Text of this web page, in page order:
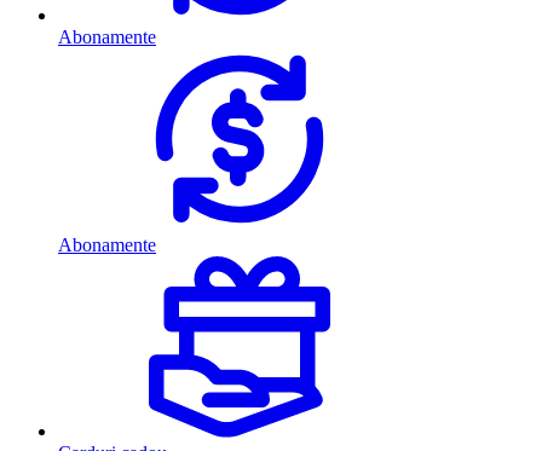
Abonamente
Abonamente